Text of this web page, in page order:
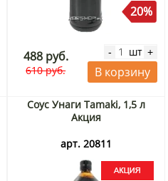
20%
488 руб.
610 руб.
- шт +
В корзину
Соус Унаги Tamaki, 1,5 л
Акция
арт. 20811